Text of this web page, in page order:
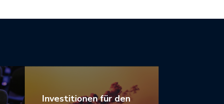
Investitionen für den